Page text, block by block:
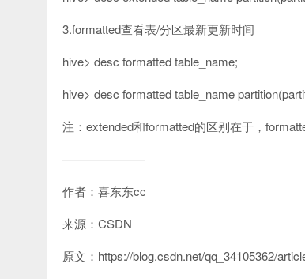
3.formatted查看表/分区最新更新时间
hive> desc formatted table_name;
hive> desc formatted table_name
注：extended和formatted的区别在于，
———————
作者：喜东东cc
来源：CSDN
原文：https://blog.csdn.net/qq_34105362/